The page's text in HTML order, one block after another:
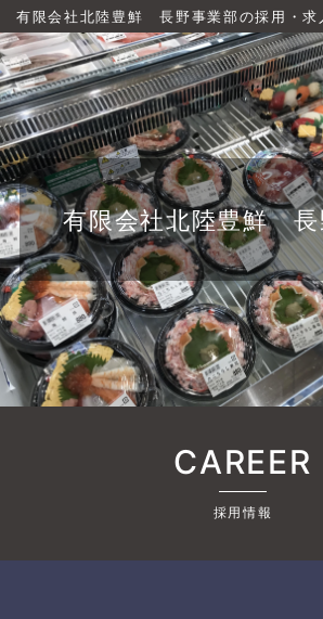
有限会社北陸豊鮮 長野事業部の採用・求
有限会社北陸豊鮮 長
CAREER
採用情報